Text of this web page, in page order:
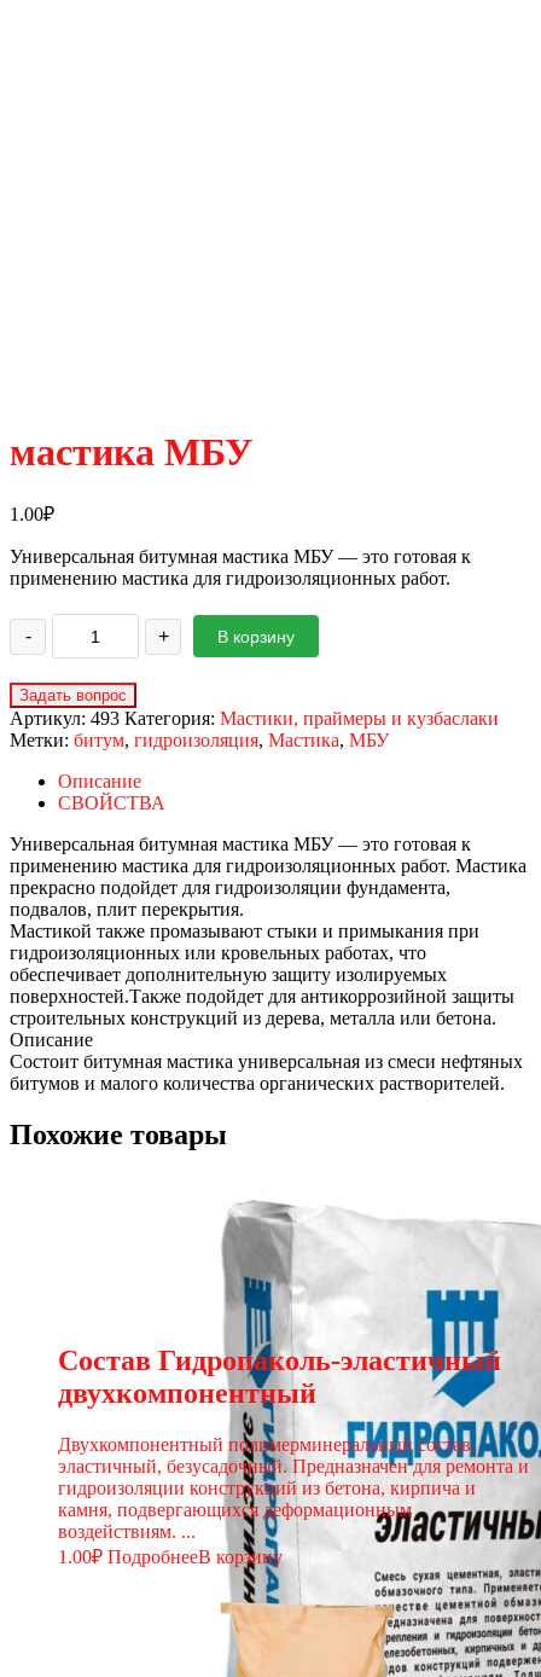
мастика МБУ
1.00₽
Универсальная битумная мастика МБУ — это готовая к
применению мастика для гидроизоляционных работ.
- + В корзину
Артикул: 493 Категория: Мастики, праймеры и кузбаслаки
Метки: битум, гидроизоляция, Мастика, МБУ
Описание
СВОЙСТВА
Универсальная битумная мастика МБУ — это готовая к
применению мастика для гидроизоляционных работ. Мастика
прекрасно подойдет для гидроизоляции фундамента,
подвалов, плит перекрытия.
Мастикой также промазывают стыки и примыкания при
гидроизоляционных или кровельных работах, что
обеспечивает дополнительную защиту изолируемых
поверхностей.Также подойдет для антикоррозийной защиты
строительных конструкций из дерева, металла или бетона.
Описание
Состоит битумная мастика универсальная из смеси нефтяных
битумов и малого количества органических растворителей.
Похожие товары
Состав Гидропаколь-эластичный
двухкомпонентный
Двухкомпонентный полимерминеральный состав,
эластичный, безусадочный. Предназначен для ремонта и
гидроизоляции конструкций из бетона, кирпича и
камня, подвергающихся деформационным
воздействиям. ...
1.00₽ ПодробнееВ корзину